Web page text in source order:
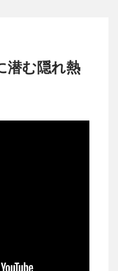
む隠れ熱